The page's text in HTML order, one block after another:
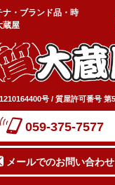
・ブランド品・時
蔵屋
号 / 質屋許可番号 第
059-375-7577
メールでのお問い合わせ